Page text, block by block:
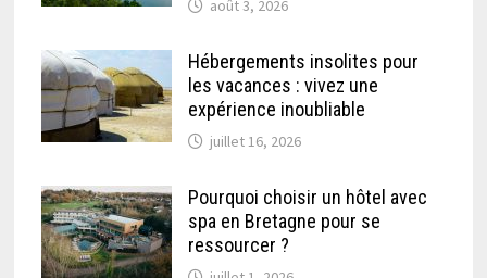
août 3, 2026
Hébergements insolites pour
les vacances : vivez une
expérience inoubliable
juillet 16, 2026
Pourquoi choisir un hôtel avec
spa en Bretagne pour se
ressourcer ?